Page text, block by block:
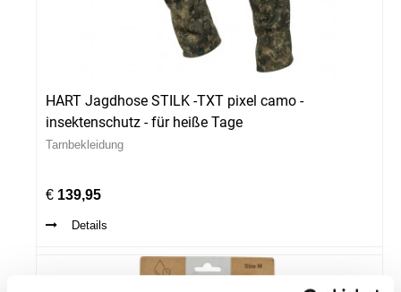
HART Jagdhose STILK -TXT pixel camo -
insektenschutz - für heiße Tage
Tarnbekleidung
€ 139,95
Details